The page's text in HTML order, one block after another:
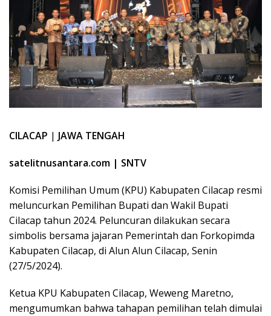
CILACAP | JAWA TENGAH
satelitnusantara.com | SNTV
Komisi Pemilihan Umum (KPU) Kabupaten Cilacap resmi
meluncurkan Pemilihan Bupati dan Wakil Bupati
Cilacap tahun 2024. Peluncuran dilakukan secara
simbolis bersama jajaran Pemerintah dan Forkopimda
Kabupaten Cilacap, di Alun Alun Cilacap, Senin
(27/5/2024).
Ketua KPU Kabupaten Cilacap, Weweng Maretno,
mengumumkan bahwa tahapan pemilihan telah dimulai